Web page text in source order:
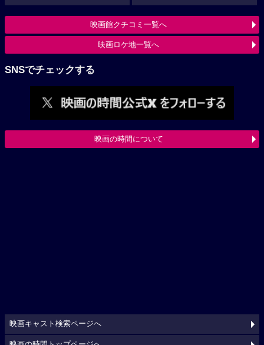
映画館クチコミ一覧へ
映画ロケ地一覧へ
SNSでチェックする
映画の時間について
映画キャスト検索ページへ